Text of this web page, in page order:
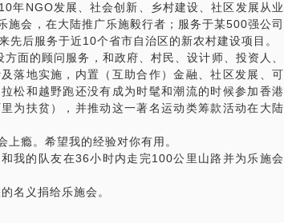
年NGO发展、社会创新、乡村建设、社区发展从业
施会，在大陆推广乐施毅行者；服务于某500强公司
先后服务于近10个省市自治区的新农村建设项目。
面的顾问服务，和政府、村民、设计师、投资人、
落地实施，内置（互助合作）金融、社区发展、可
松和越野跑还没有成为时髦和潮流的时候参加香港
为扶贫），并推动这一著名运动类筹款活动在大陆
瘾。希望我的经验对你有用。
我的队友在36小时内走完100公里山路并为乐施会
名义捐给乐施会。